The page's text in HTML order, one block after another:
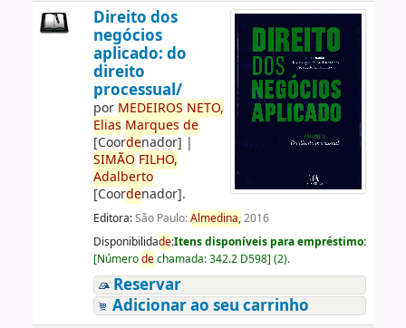
Direito dos
negócios
aplicado: do
direito
processual/
por MEDEIROS NETO,
Elias Marques de
[Coordenador] |
SIMÃO FILHO,
Adalberto
[Coordenador].
Editora:São Paulo:Almedina,2016
Disponibilidade:Itens disponíveis para empréstimo:
[Númerodechamada:342.2 D598] (2).
Reservar
Adicionar ao seu carrinho